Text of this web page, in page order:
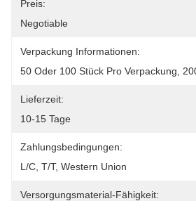
Preis:
Negotiable
Verpackung Informationen:
50 Oder 100 Stück Pro Verpackung,
Lieferzeit:
10-15 Tage
Zahlungsbedingungen:
L/C, T/T, Western Union
Versorgungsmaterial-Fähigkeit: